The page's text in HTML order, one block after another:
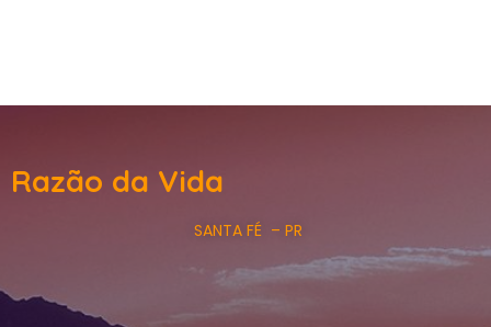
Razão da Vida
SANTA FÉ – PR